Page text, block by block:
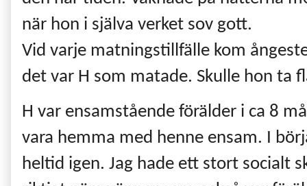
när hon i själva verket sov gott.
Vid varje matningstillfälle kom
det var H som matade. Skulle hon ta
H var ensamstående förälder i ca 8
vara hemma med henne ensam. I
heltid igen. Jag hade ett stort socialt